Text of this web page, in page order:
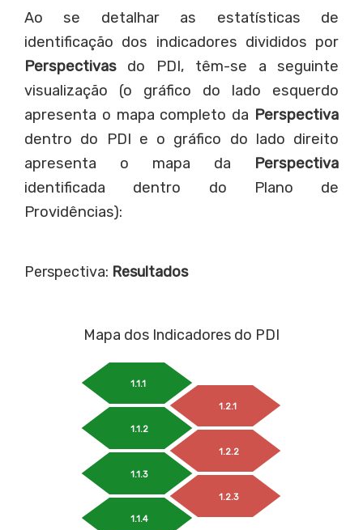
Ao se detalhar as estatísticas de
identificação dos indicadores divididos por
Perspectivas do PDI, têm-se a seguinte
visualização (o gráfico do lado esquerdo
apresenta o mapa completo da Perspectiva
dentro do PDI e o gráfico do lado direito
apresenta o mapa da Perspectiva
identificada dentro do Plano de
Providências):
Perspectiva: Resultados
Mapa dos Indicadores do PDI
1.1.1
1.1.2
1.1.3
1.1.4
1.2.1
1.2.2
1.2.3